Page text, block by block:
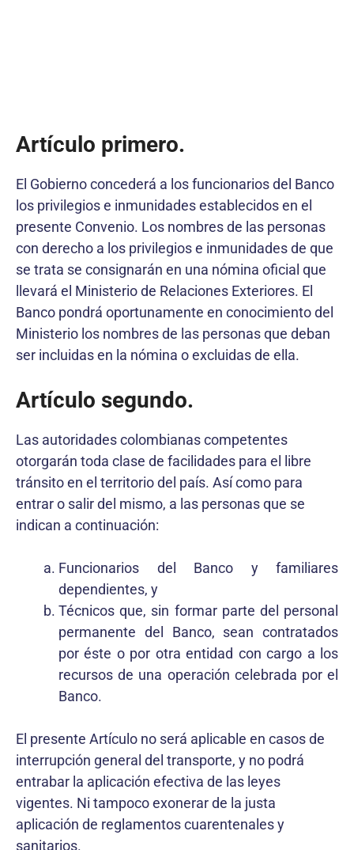
Artículo primero.
El Gobierno concederá a los funcionarios del Banco
los privilegios e inmunidades establecidos en el
presente Convenio. Los nombres de las personas
con derecho a los privilegios e inmunidades de que
se trata se consignarán en una nómina oficial que
llevará el Ministerio de Relaciones Exteriores. El
Banco pondrá oportunamente en conocimiento del
Ministerio los nombres de las personas que deban
ser incluidas en la nómina o excluidas de ella.
Artículo segundo.
Las autoridades colombianas competentes
otorgarán toda clase de facilidades para el libre
tránsito en el territorio del país. Así como para
entrar o salir del mismo, a las personas que se
indican a continuación:
Funcionarios del Banco y familiares
dependientes, y
Técnicos que, sin formar parte del personal
permanente del Banco, sean contratados
por éste o por otra entidad con cargo a los
recursos de una operación celebrada por el
Banco.
El presente Artículo no será aplicable en casos de
interrupción general del transporte, y no podrá
entrabar la aplicación efectiva de las leyes
vigentes. Ni tampoco exonerar de la justa
aplicación de reglamentos cuarentenales y
sanitarios.